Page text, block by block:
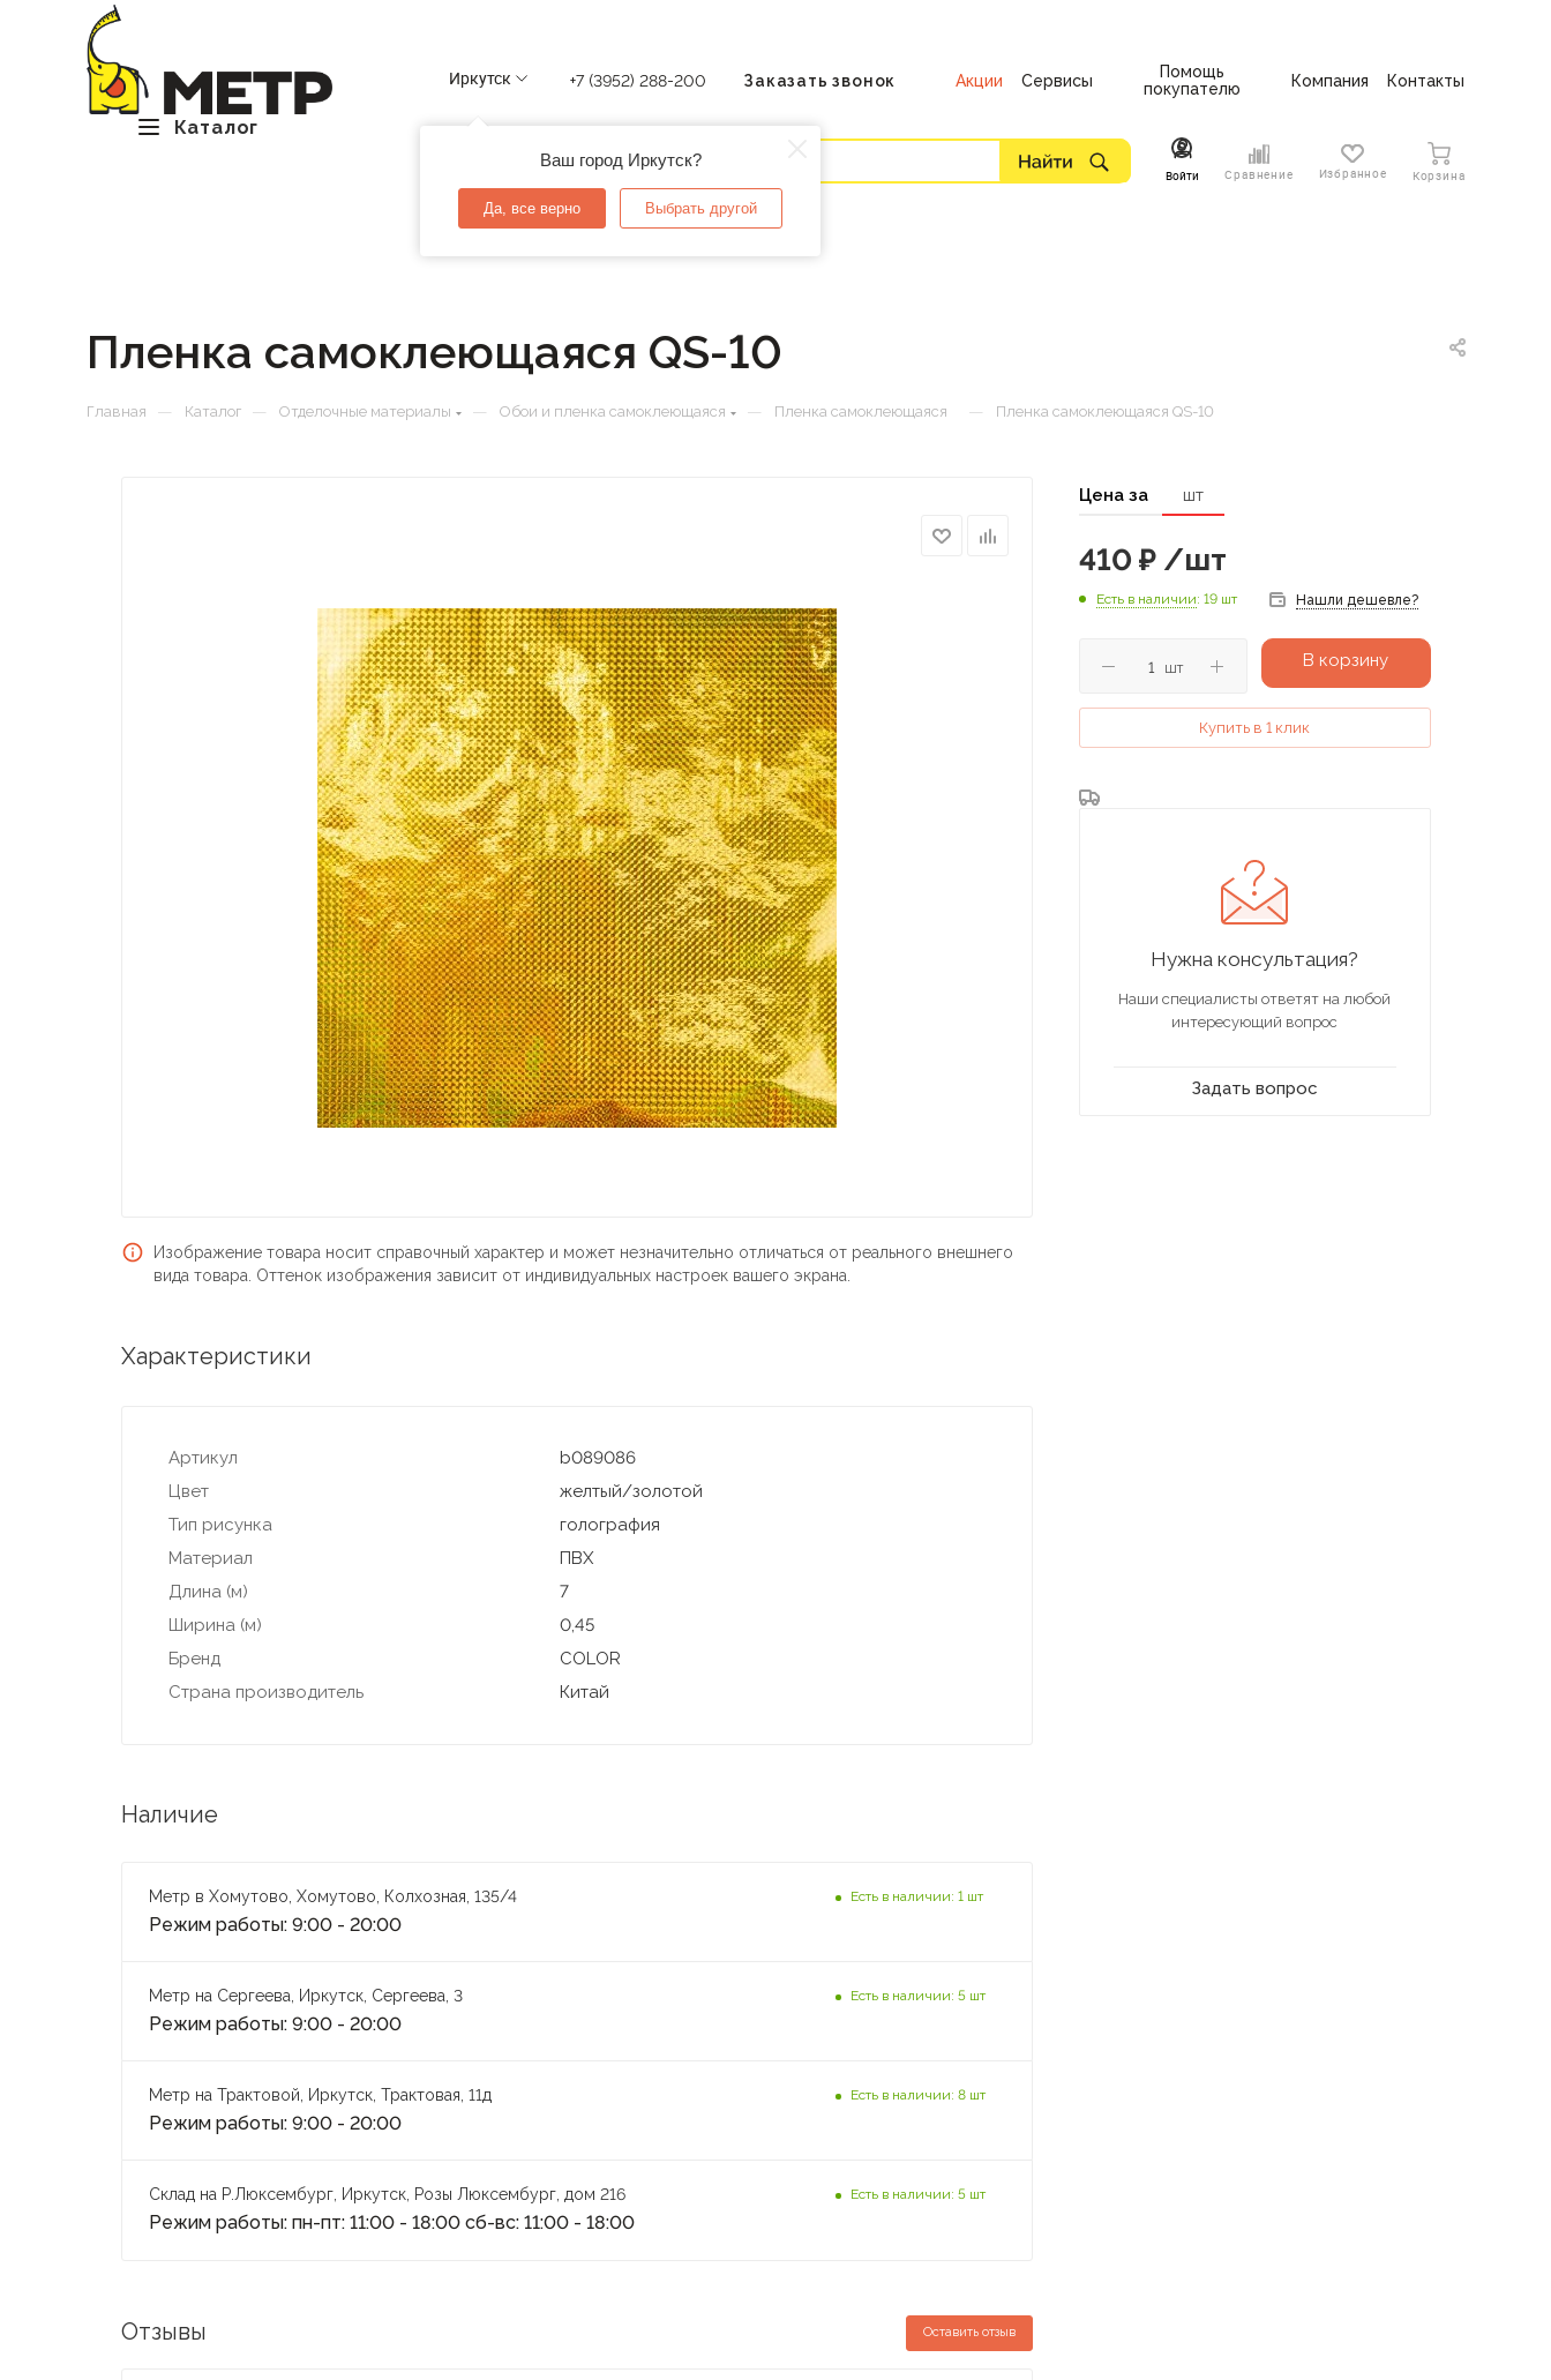
Каталог
Иркутск
Ваш город Иркутск?
Да, все верно Выбрать другой
+7 (3952) 288-200 Заказать звонок Акции Сервисы
Помощь
покупателю
Компания Контакты
Войти Сравнение Избранное Корзина
Пленка самоклеющаяся QS-10
Главная — Каталог — Отделочные материалы — Обои и пленка самоклеющаяся — Пленка самоклеющаяся — Пленка самоклеющаяся QS-10
Изображение товара носит справочный характер и может незначительно отличаться от реального внешнего
вида товара. Оттенок изображения зависит от индивидуальных настроек вашего экрана.
Характеристики
Артикул
b089086
Цвет
желтый/золотой
Тип рисунка
голография
Материал
ПВХ
Длина (м)
7
Ширина (м)
0,45
Бренд
COLOR
Страна производитель
Китай
Наличие
Метр в Хомутово, Хомутово, Колхозная, 135/4
Режим работы: 9:00 - 20:00
Есть в наличии: 1 шт
Метр на Сергеева, Иркутск, Сергеева, 3
Режим работы: 9:00 - 20:00
Есть в наличии: 5 шт
Метр на Трактовой, Иркутск, Трактовая, 11д
Режим работы: 9:00 - 20:00
Есть в наличии: 8 шт
Склад на Р.Люксембург, Иркутск, Розы Люксембург, дом 216
Режим работы: пн-пт: 11:00 - 18:00 сб-вс: 11:00 - 18:00
Есть в наличии: 5 шт
Отзывы Оставить отзыв
Цена за шт
410 ₽/шт
Есть в наличии: 19 шт Нашли дешевле?
шт В корзину
Купить в 1 клик
Нужна консультация?
Наши специалисты ответят на любой
интересующий вопрос
Задать вопрос